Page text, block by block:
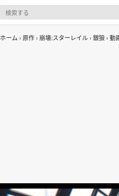
ホーム 原作 崩壊:スターレイル 銀狼 動